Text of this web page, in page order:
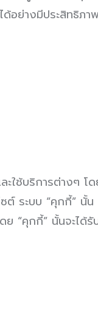
ด้อย่างมีประสิทธิ
ช้บริการต่างๆ
ต์ ระบบ “คุกกี้” นั้
ย “คุกกี้” นั้นจะไ